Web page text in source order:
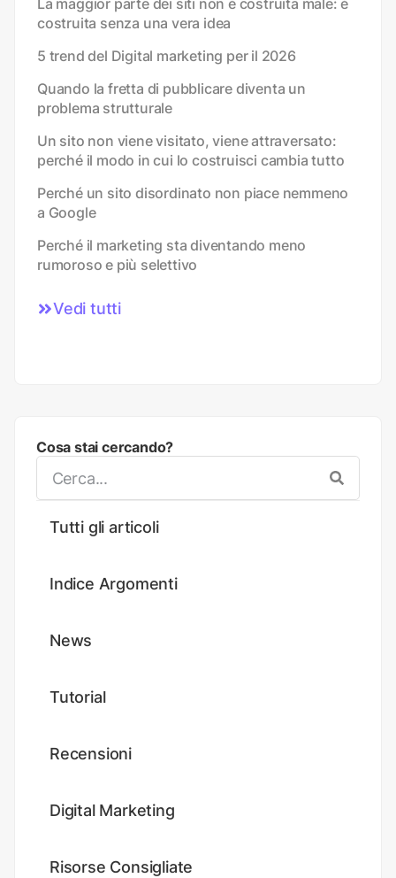
La maggior parte dei siti non è costruita male: è
costruita senza una vera idea
5 trend del Digital marketing per il 2026
Quando la fretta di pubblicare diventa un
problema strutturale
Un sito non viene visitato, viene attraversato:
perché il modo in cui lo costruisci cambia tutto
Perché un sito disordinato non piace nemmeno
a Google
Perché il marketing sta diventando meno
rumoroso e più selettivo
Vedi tutti
Cosa stai cercando?
Tutti gli articoli
Indice Argomenti
News
Tutorial
Recensioni
Digital Marketing
Risorse Consigliate